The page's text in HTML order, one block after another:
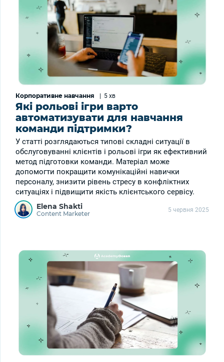
Корпоративне навчання 5 хв
Які рольові ігри варто
автоматизувати для навчання
команди підтримки?
У статті розглядаються типові складні ситуації в
обслуговуванні клієнтів і рольові ігри як ефективний
метод підготовки команди. Матеріал може
допомогти покращити комунікаційні навички
персоналу, знизити рівень стресу в конфліктних
ситуаціях і підвищити якість клієнтського сервісу.
Elena Shakti
Content Marketer 5 червня 2025